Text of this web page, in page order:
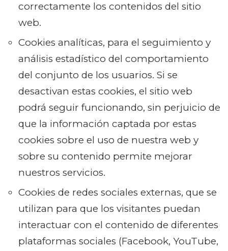
correctamente los contenidos del sitio
web.
Cookies analíticas, para el seguimiento y
análisis estadístico del comportamiento
del conjunto de los usuarios. Si se
desactivan estas cookies, el sitio web
podrá seguir funcionando, sin perjuicio de
que la información captada por estas
cookies sobre el uso de nuestra web y
sobre su contenido permite mejorar
nuestros servicios.
Cookies de redes sociales externas, que se
utilizan para que los visitantes puedan
interactuar con el contenido de diferentes
plataformas sociales (Facebook, YouTube,